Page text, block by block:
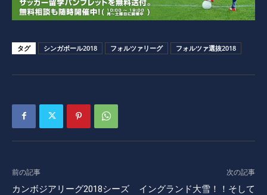
タグ シンガポール2018 フォルツァリーグ フォルツァ選抜2018
前の記事
カンボジアリーグ2018シーズ
次の記事
イングランド大雪！！そして